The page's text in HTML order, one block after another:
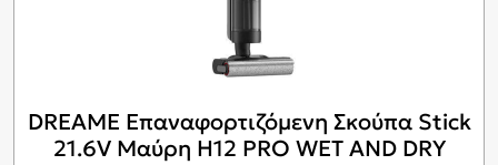
DREAME Επαναφορτιζόμενη Σκούπα Stick
21.6V Μαύρη H12 PRO WET AND DRY